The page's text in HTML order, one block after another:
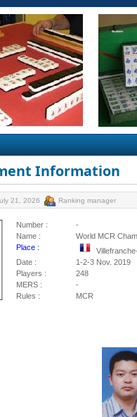
Information
21, 2026 Ranking manager
Number :
-
Name :
World MCR
Place :
Date :
1-2-3 Nov. 2019
Players :
248
MERS :
-
Rules :
MCR